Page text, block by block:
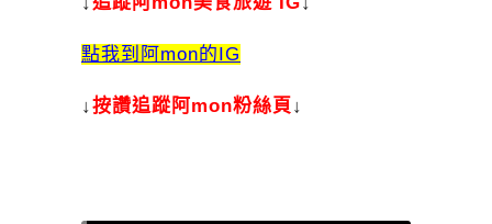
點我到阿mon的IG
↓按讚追蹤阿mon粉絲頁 ↓